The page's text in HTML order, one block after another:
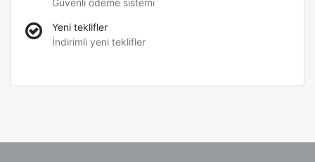
Yeni teklifler
İndirimli yeni teklifler